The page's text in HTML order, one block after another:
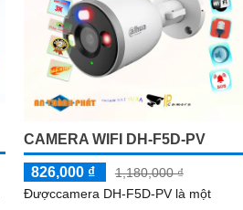
CAMERA WIFI DH-F5D-PV
826,000 ₫
1,180,000 ₫
Đượccamera DH-F5D-PV là một